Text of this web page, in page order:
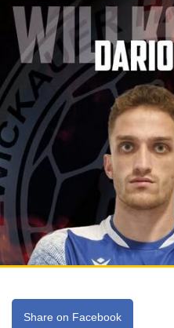
Share on Facebook